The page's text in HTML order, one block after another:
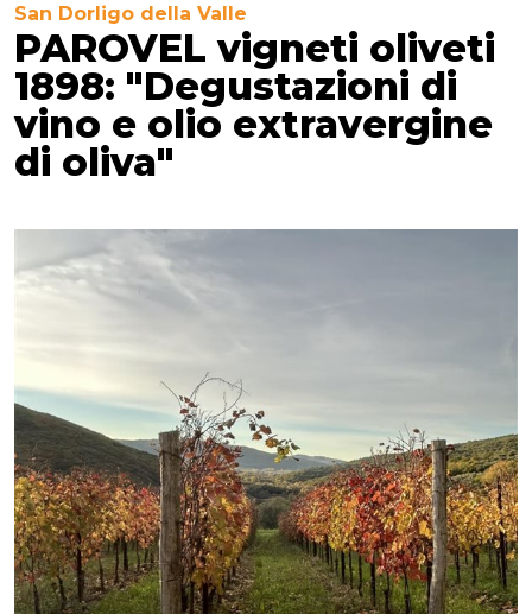
San Dorligo della Valle
PAROVEL vigneti oliveti
1898: "Degustazioni di
vino e olio extravergine
di oliva"